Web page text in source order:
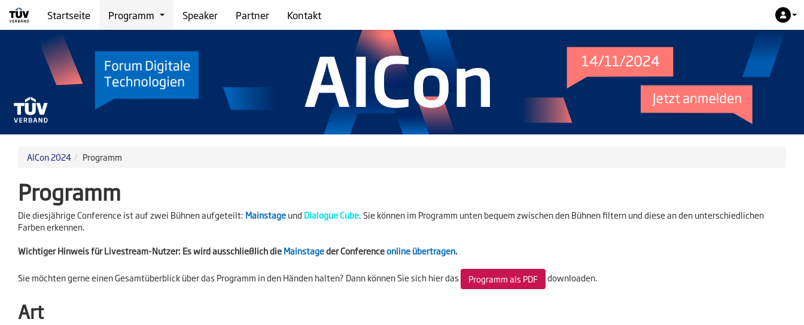
Startseite Programm Speaker Partner Kontakt
AICon 2024 Programm
Programm
Die diesjährige Conference ist auf zwei Bühnen aufgeteilt: Mainstageund Dialogue Cube.Sie können im Programm unten bequem zwischen den Bühnen filtern und diese an den unterschiedlichen
Farben erkennen.
Wichtiger Hinweis für Livestream-Nutzer: Es wird ausschließlich dieMainstageder Conferenceonline übertragen.
Sie möchten gerne einen Gesamtüberblick über das Programm in den Händen halten? Dann können Sie sich hier das Programm als PDF downloaden.
Art